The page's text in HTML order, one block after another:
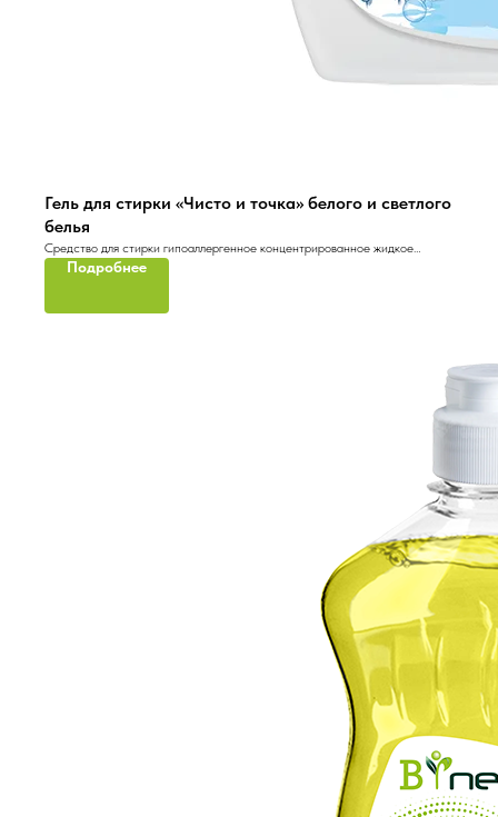
Гель для стирки «Чисто и точка» белого и светлого
белья
Средство для стирки гипоаллергенное концентрированное жидкое
«Чисто и точка»
Подробнее